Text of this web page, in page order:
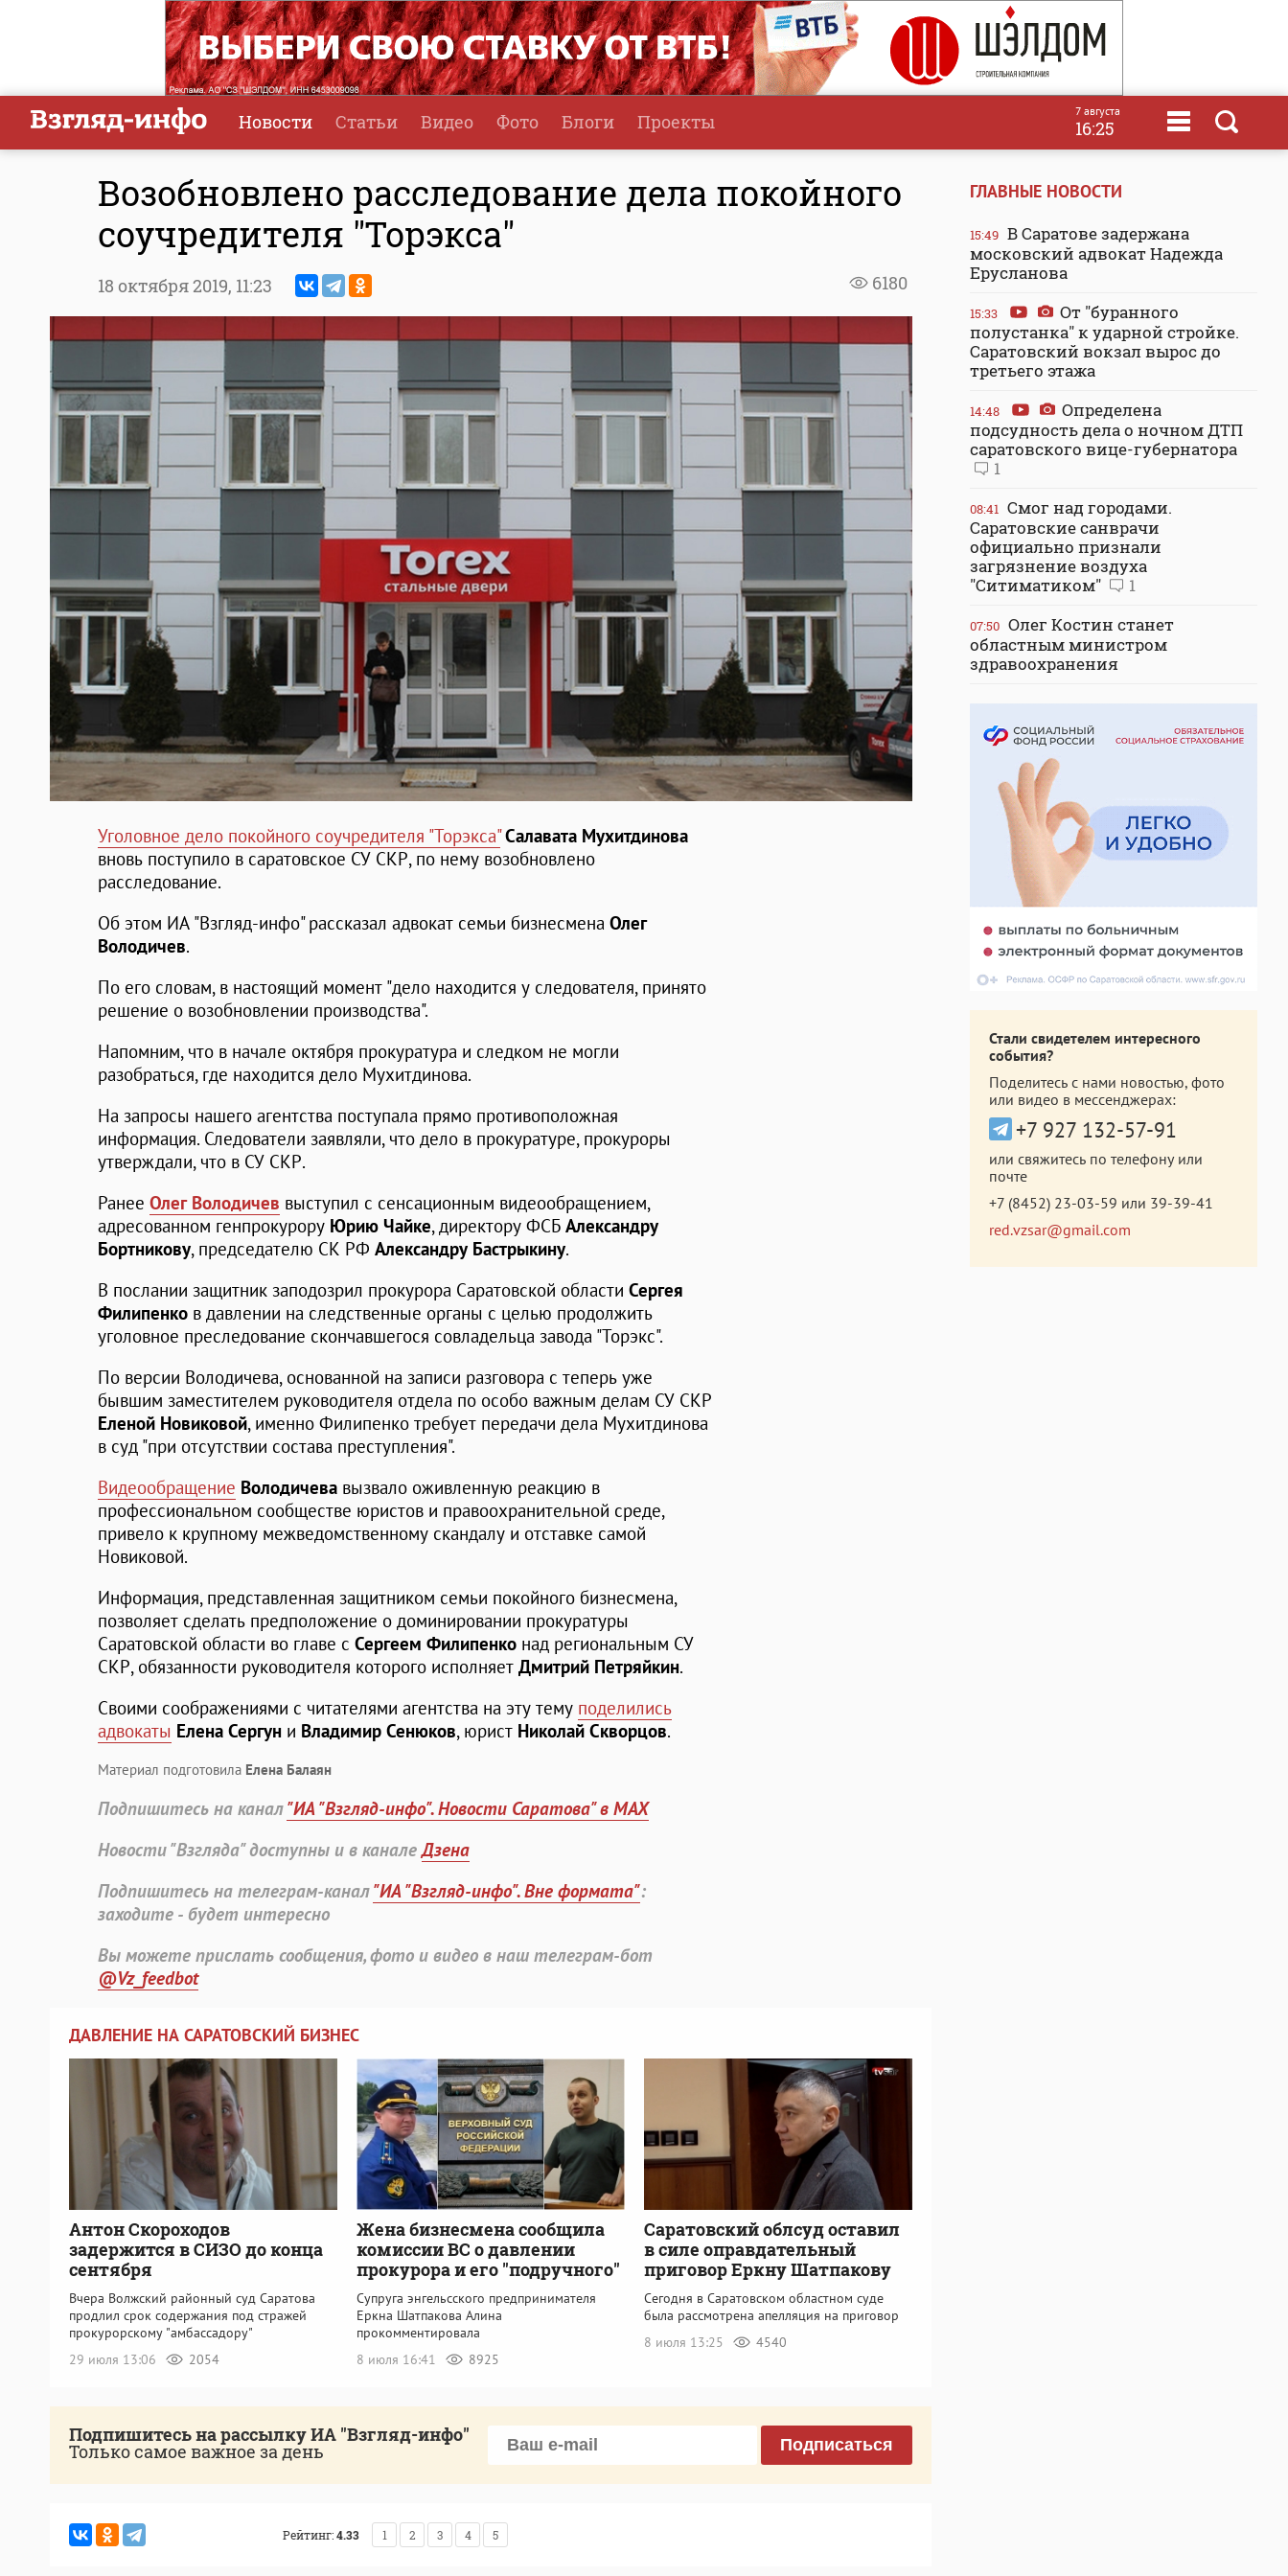
Новости Статьи Видео Фото Блоги Проекты 7 августа
16:25
Возобновлено расследование дела покойного
соучредителя "Торэкса"
6180
18 октября 2019, 11:23
Уголовное дело покойного соучредителя "Торэкса" Салавата Мухитдинова
вновь поступило в саратовское СУ СКР, по нему возобновлено
расследование.
Об этом ИА "Взгляд-инфо" рассказал адвокат семьи бизнесмена Олег
Володичев.
По его словам, в настоящий момент "дело находится у следователя, принято
решение о возобновлении производства".
Напомним, что в начале октября прокуратура и следком не могли
разобраться, где находится дело Мухитдинова.
На запросы нашего агентства поступала прямо противоположная
информация. Следователи заявляли, что дело в прокуратуре, прокуроры
утверждали, что в СУ СКР.
Ранее Олег Володичев выступил с сенсационным видеообращением,
адресованном генпрокурору Юрию Чайке, директору ФСБ Александру
Бортникову, председателю СК РФ Александру Бастрыкину.
В послании защитник заподозрил прокурора Саратовской области Сергея
Филипенко в давлении на следственные органы с целью продолжить
уголовное преследование скончавшегося совладельца завода "Торэкс".
По версии Володичева, основанной на записи разговора с теперь уже
бывшим заместителем руководителя отдела по особо важным делам СУ СКР
Еленой Новиковой, именно Филипенко требует передачи дела Мухитдинова
в суд "при отсутствии состава преступления".
Видеообращение Володичева вызвало оживленную реакцию в
профессиональном сообществе юристов и правоохранительной среде,
привело к крупному межведомственному скандалу и отставке самой
Новиковой.
Информация, представленная защитником семьи покойного бизнесмена,
позволяет сделать предположение о доминировании прокуратуры
Саратовской области во главе с Сергеем Филипенко над региональным СУ
СКР, обязанности руководителя которого исполняет Дмитрий Петряйкин.
Своими соображениями с читателями агентства на эту тему поделились
адвокаты Елена Сергун и Владимир Сенюков, юрист Николай Скворцов.
Материал подготовила Елена Балаян
Подпишитесь на канал"ИА "Взгляд-инфо". Новости Саратова" в MAX
Новости "Взгляда" доступны и в каналеДзена
Подпишитесь на телеграм-канал"ИА "Взгляд-инфо". Вне формата":
заходите - будет интересно
Вы можете прислать сообщения, фото и видео в наш телеграм-бот
@Vz_feedbot
ДАВЛЕНИЕ НА САРАТОВСКИЙ БИЗНЕС
Антон Скороходов
задержится в СИЗО до конца
сентября
Вчера Волжский районный суд Саратова
продлил срок содержания под стражей
прокурорскому "амбассадору"
29 июля 13:06
2054
Жена бизнесмена сообщила
комиссии ВС о давлении
прокурора и его "подручного"
Супруга энгельсского предпринимателя
Еркна Шатпакова Алина
прокомментировала
8 июля 16:41
8925
Саратовский облсуд оставил
в силе оправдательный
приговор Еркну Шатпакову
Сегодня в Саратовском областном суде
была рассмотрена апелляция на приговор
8 июля 13:25
4540
Подпишитесь на рассылку ИА "Взгляд-инфо"
Только самое важное за день Подписаться
Рейтинг:4.33 1 2 3 4 5
ГЛАВНЫЕ НОВОСТИ
15:49 В Саратове задержана
московский адвокат Надежда
Ерусланова
15:33
От "буранного
полустанка" к ударной стройке.
Саратовский вокзал вырос до
третьего этажа
14:48
Определена
подсудность дела о ночном ДТП
саратовского вице-губернатора
1
08:41 Смог над городами.
Саратовские санврачи
официально признали
загрязнение воздуха
"Ситиматиком"
1
07:50 Олег Костин станет
областным министром
здравоохранения
Стали свидетелем интересного
события?
Поделитесь с нами новостью, фото
или видео в мессенджерах:
+7 927 132-57-91
или свяжитесь по телефону или
почте
+7 (8452) 23-03-59 или 39-39-41
red.vzsar@gmail.com